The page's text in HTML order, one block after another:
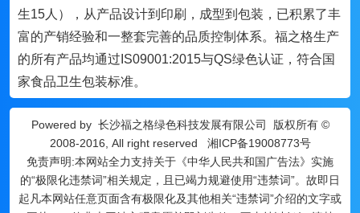
生15人），从产品设计到印刷，成型到包装，已积累了丰
富的产销经验和一整套完善的品质控制体系。福之格生产
的所有产品均通过IS09001:2015与QS绿色认证，符合国
家食品卫生包装标准。
Powered by 长沙福之格绿色科技发展有限公司
版权所有 ©
2008-2016, All right reserved 湘ICP备19008773号
免责声明:本网站全力支持关于《中华人民共和国广告法》实施
的“极限化违禁词”相关规定，且已竭力规避使用“违禁词”。故即日
起凡本网站任意页面含有极限化及其他相关“违禁词”介绍的文字或